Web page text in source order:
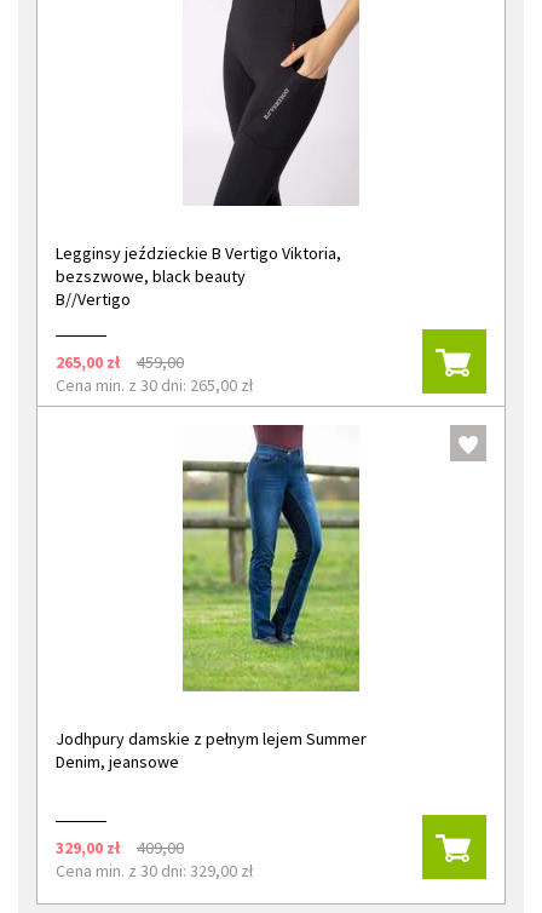
Legginsy jeździeckie B Vertigo Viktoria,
bezszwowe, black beauty
B//Vertigo
265,00 zł
459,00
Cena min. z 30 dni: 265,00 zł
Jodhpury damskie z pełnym lejem Summer
Denim, jeansowe
329,00 zł
409,00
Cena min. z 30 dni: 329,00 zł